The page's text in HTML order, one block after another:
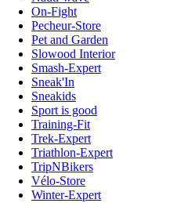
On-Fight
Pecheur-Store
Pet and Garden
Slowood Interior
Smash-Expert
Sneak'In
Sneakids
Sport is good
Training-Fit
Trek-Expert
Triathlon-Expert
TripNBikers
Vélo-Store
Winter-Expert